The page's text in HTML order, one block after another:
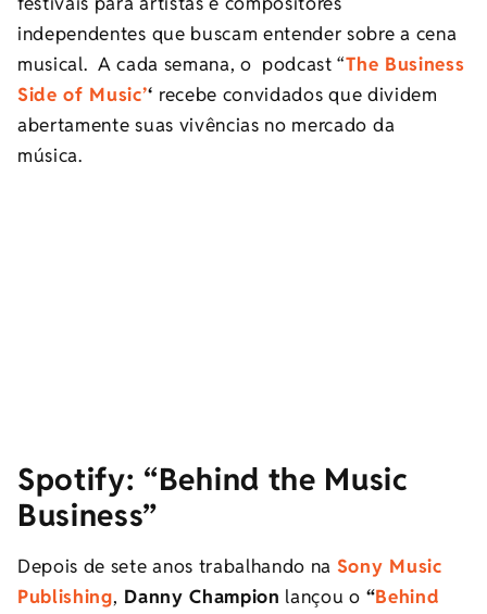
independentes que buscam entender sobre a cena
musical. A cada semana, o podcast “The Business
Side of Music’‘ recebe convidados que dividem
abertamente suas vivências no mercado da
música.
Spotify: “Behind the Music
Business”
Depois de sete anos trabalhando na Sony Music
Publishing, Danny Champion lançou o “Behind